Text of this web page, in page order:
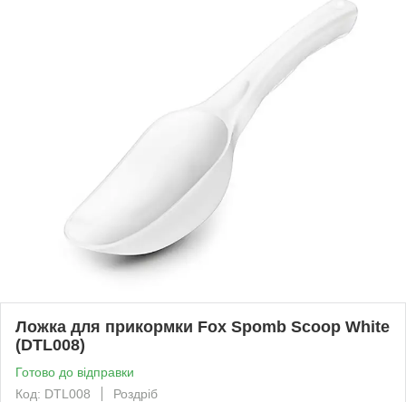
Ложка для прикормки Fox Spomb Scoop White
(DTL008)
Готово до відправки
Код: DTL008
Роздріб